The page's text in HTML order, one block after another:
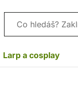
Vyhledávání
Larp a cosplay